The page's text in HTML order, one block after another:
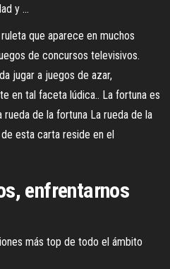
y ...
que aparece en muchos
de concursos televisivos.
jugar a juegos de azar,
en tal faceta lúdica.. La fortuna es
de la fortuna La rueda de la
esta carta reside en el
enfrentarnos
más top de todo el ámbito